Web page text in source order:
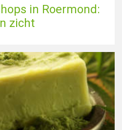
in Roermond:
zicht